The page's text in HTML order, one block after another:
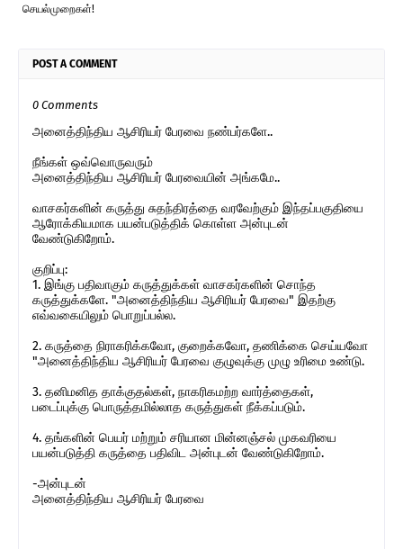
செயல்முறைகள்!
POST A COMMENT
0 Comments
அனைத்திந்திய ஆசிரியர் பேரவை நண்பர்களே..
நீங்கள் ஒவ்வொருவரும்
அனைத்திந்திய ஆசிரியர் பேரவையின் அங்கமே..
வாசகர்களின் கருத்து சுதந்திரத்தை வரவேற்கும் இந்தப்பகுதியை
ஆரோக்கியமாக பயன்படுத்திக் கொள்ள அன்புடன்
வேண்டுகிறோம்.
குறிப்பு:
1. இங்கு பதிவாகும் கருத்துக்கள் வாசகர்களின் சொந்த
கருத்துக்களே. "அனைத்திந்திய ஆசிரியர் பேரவை" இதற்கு
எவ்வகையிலும் பொறுப்பல்ல.
2. கருத்தை நிராகரிக்கவோ, குறைக்கவோ, தணிக்கை செய்யவோ
"அனைத்திந்திய ஆசிரியர் பேரவை குழுவுக்கு முழு உரிமை உண்டு.
3. தனிமனித தாக்குதல்கள், நாகரிகமற்ற வார்த்தைகள்,
படைப்புக்கு பொருத்தமில்லாத கருத்துகள் நீக்கப்படும்.
4. தங்களின் பெயர் மற்றும் சரியான மின்னஞ்சல் முகவரியை
பயன்படுத்தி கருத்தை பதிவிட அன்புடன் வேண்டுகிறோம்.
-அன்புடன்
அனைத்திந்திய ஆசிரியர் பேரவை